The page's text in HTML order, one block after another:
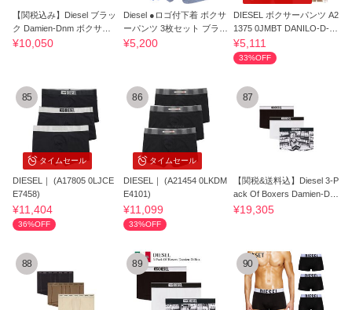
【関税込み】Diesel ブラッ
ク Damien-Dnm ボクサー
ブリーフ
¥10,050
Diesel ●ロゴ付下着 ボクサ
ーパンツ 3枚セット ブラッ
ク グレー
¥5,200
DIESEL ボクサーパンツ A2
1375 0JMBT DANILO-D-C
ORE
¥5,111
33%OFF
タイムセール
85
DIESEL｜ (A17805 0LJCE
E7458)
¥11,404
36%OFF
タイムセール
86
DIESEL｜ (A21454 0LKDM
E4101)
¥11,099
33%OFF
87
【関税&送料込】Diesel 3-P
ack Of Boxers Damien-D-B
ox
¥19,305
88 89 90